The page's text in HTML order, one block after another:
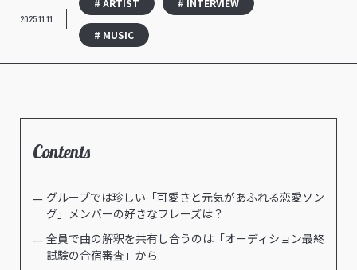
2025.11.11
# MUSIC
Contents
グループでは珍しい「可愛さと元気があふれる恋愛ソン
グ」メンバーの好きなフレーズは？
全員で曲の解釈を共有し合うのは「オーディション最終
試験の合宿審査」から